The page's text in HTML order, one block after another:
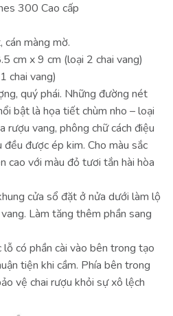
300 Cao cấp
cán màng mờ.
cm x 9 cm (loại 2 chai vang)
chai vang)
quý phái. Những đường nét
bật là họa tiết chùm nho – loại
rượu vang, phông chữ cách điệu
được ép kim. Cho màu sắc
cao với màu đỏ tươi tắn hài hòa
cửa sổ đặt ở nửa dưới làm lộ
Làm tăng thêm phần sang
lỗ có phần cài vào bên trong tạo
tiện khi cầm. Phía bên trong
vệ chai rượu khỏi sự xô lệch